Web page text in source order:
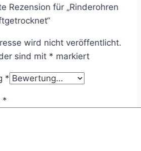
Rezension für „Rinderohren
wird nicht veröffentlicht.
sind mit * markiert
*
*